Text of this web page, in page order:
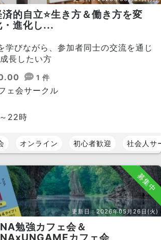
済的自立⭐️生き方＆働き方を変
・進化し...
学びながら、参加者同士の交流を通じ
長したい方
1 件
ェ会サークル
22時
オンライン 初心者歓迎 社会人サ
募集中
更新日：2026年05月26日(火)
勉強カフェ会＆
カフェ会